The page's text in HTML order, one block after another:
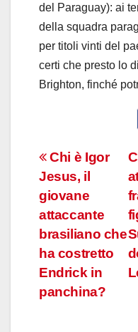
del Paraguay): ai
della squadra
per titoli vinti del
certi che presto lo
Brighton, finché
articoli
Chi è Igor
Jesus, il
giovane
attaccante
brasiliano che
ha costretto
Endrick in
panchina?